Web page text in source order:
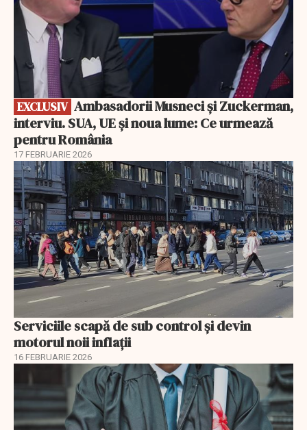
EXCLUSIV
interviu. SUA, UE și noua lume: Ce urmează
pentru România
17 FEBRUARIE 2026
Serviciile scapă de sub control și devin
motorul noii inflații
16 FEBRUARIE 2026